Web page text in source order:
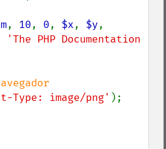
, 10, 0, $x, $y
'The PHP Documentation
Type: image/png' );